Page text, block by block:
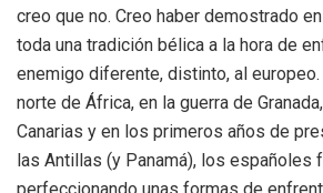
creo que no. Creo haber demostrado
toda una tradición bélica a la hora de
enemigo diferente, distinto, al
norte de África, en la guerra de
Canarias y en los primeros años de
las Antillas (y Panamá), los españoles